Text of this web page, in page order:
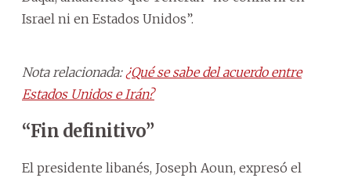
Israel ni en Estados Unidos”.
Nota relacionada: ¿Qué se sabe del acuerdo entre
Estados Unidos e Irán?
“Fin definitivo”
El presidente libanés, Joseph Aoun, expresó el